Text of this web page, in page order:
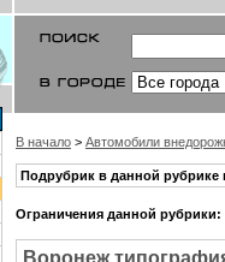
В начало > Автомобили
Подрубрик в данной рубрике
Ограничения данной рубрики:
Воронеж